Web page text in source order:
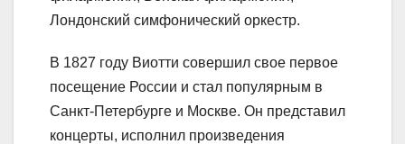
Лондонский симфонический оркестр.
В 1827 году Виотти совершил свое первое
посещение России и стал популярным в
Санкт-Петербурге и Москве. Он представил
концерты, исполнил произведения